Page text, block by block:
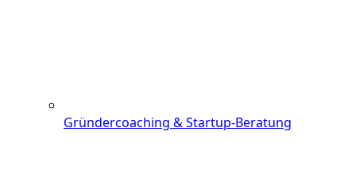
Gründercoaching & Startup-Beratung